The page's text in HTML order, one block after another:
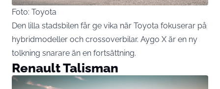
Foto: Toyota
Den lilla stadsbilen får ge vika när Toyota fokuserar på
hybridmodeller och crossoverbilar. Aygo X är en ny
tolkning snarare än en fortsättning.
Renault Talisman